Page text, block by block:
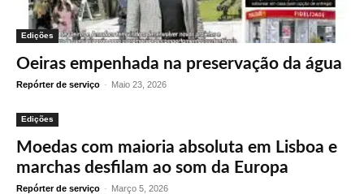
Edições
Oeiras empenhada na preservação da água
Repórter de serviço - Maio 23, 2026
Edições
Moedas com maioria absoluta em Lisboa e
marchas desfilam ao som da Europa
Repórter de serviço - Março 5, 2026